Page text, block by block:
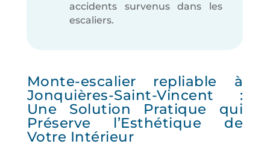
accidents survenus dans les
escaliers.
Monte-escalier repliable à
Jonquières-Saint-Vincent :
Une Solution Pratique qui
Préserve l’Esthétique de
Votre Intérieur